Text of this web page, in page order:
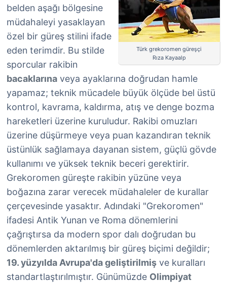
Türk grekoromen güreşçi
Rıza Kayaalp
belden aşağı bölgesine
müdahaleyi yasaklayan
özel bir güreş stilini ifade
eden terimdir. Bu stilde
sporcular rakibin
bacaklarına veya ayaklarına doğrudan hamle
yapamaz; teknik mücadele büyük ölçüde bel üstü
kontrol, kavrama, kaldırma, atış ve denge bozma
hareketleri üzerine kuruludur. Rakibi omuzları
üzerine düşürmeye veya puan kazandıran teknik
üstünlük sağlamaya dayanan sistem, güçlü gövde
kullanımı ve yüksek teknik beceri gerektirir.
Grekoromen güreşte rakibin yüzüne veya
boğazına zarar verecek müdahaleler de kurallar
çerçevesinde yasaktır. Adındaki "Grekoromen"
ifadesi Antik Yunan ve Roma dönemlerini
çağrıştırsa da modern spor dalı doğrudan bu
dönemlerden aktarılmış bir güreş biçimi değildir;
19. yüzyılda Avrupa'da geliştirilmiş ve kuralları
standartlaştırılmıştır. Günümüzde Olimpiyat